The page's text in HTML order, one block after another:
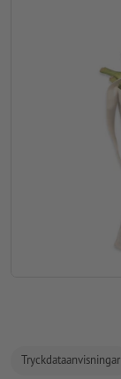
Tryckdataanvisningar